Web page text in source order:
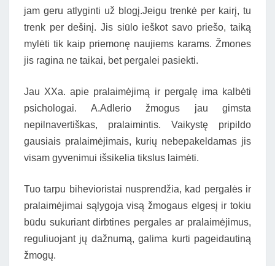
jam geru atlyginti už blogį.Jeigu trenkė per kairį, tu
trenk per dešinį. Jis siūlo ieškot savo priešo, taiką
mylėti tik kaip priemonę naujiems karams. Žmones
jis ragina ne taikai, bet pergalei pasiekti.
Jau XXa. apie pralaimėjimą ir pergalę ima kalbėti
psichologai. A.Adlerio žmogus jau gimsta
nepilnavertiškas, pralaimintis. Vaikystę pripildo
gausiais pralaimėjimais, kurių nebepakeldamas jis
visam gyvenimui išsikelia tikslus laimėti.
Tuo tarpu bihevioristai nusprendžia, kad pergalės ir
pralaimėjimai sąlygoja visą žmogaus elgesį ir tokiu
būdu sukuriant dirbtines pergales ar pralaimėjimus,
reguliuojant jų dažnumą, galima kurti pageidautiną
žmogų.